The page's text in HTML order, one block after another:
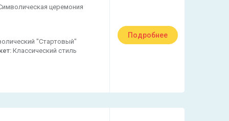
церемония
"Стартовый"
Классический стиль
Подробнее